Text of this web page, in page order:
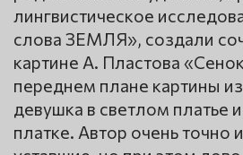
лингвистическое
слова ЗЕМЛЯ», создали
картине А. Пластова
переднем плане картины
девушка в светлом платье
платке. Автор очень точно